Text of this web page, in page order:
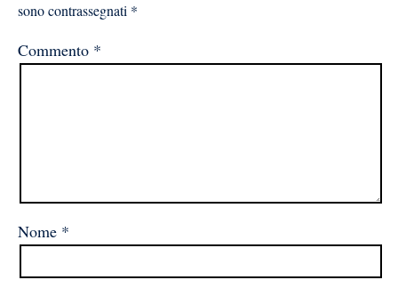
sono contrassegnati *
Commento *
Nome *